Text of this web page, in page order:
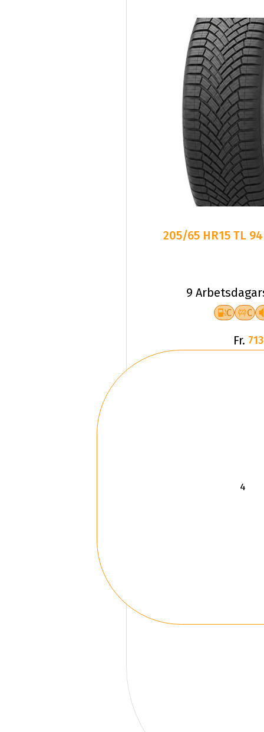
205/65 HR15 TL
9
C C
Fr.